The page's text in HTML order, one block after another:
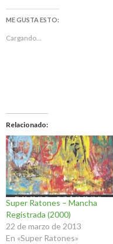
ME GUSTA ESTO:
Cargando...
Relacionado
Super Ratones – Mancha
Registrada (2000)
22 de marzo de 2013
En «Super Ratones»